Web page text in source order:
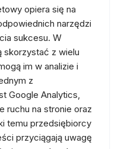
opiera się na
narzędzi
sukcesu. W
skorzystać z wielu
im w analizie i
z
Google Analytics,
ruchu na stronie oraz
temu przedsiębiorcy
przyciągają uwagę